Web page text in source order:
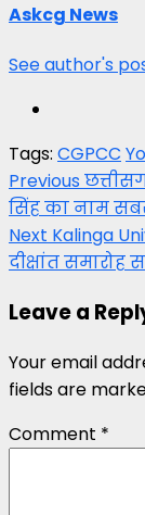
Askcg News
See author's
Tags: CGPCC
Post
Previous
सिंह का नाम
Next Kalinga
दीक्षांत समारोह
Leave a
Your email
fields are
Comment *